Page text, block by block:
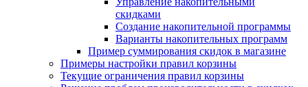
скидками
Создание накопительной программы
Варианты накопительных программ
Пример суммирования скидок в магазине
Примеры настройки правил корзины
Текущие ограничения правил корзины